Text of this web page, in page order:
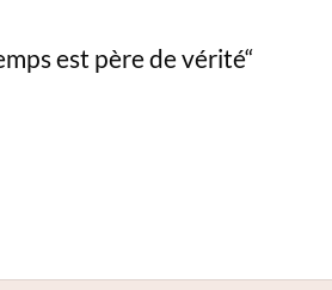
est père de vérité“